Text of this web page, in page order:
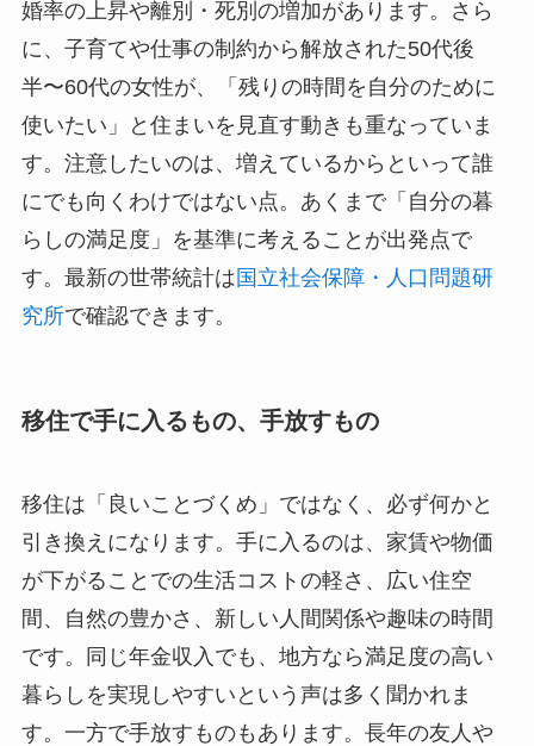
婚率の上昇や離別・死別の増加があります。さら
に、子育てや仕事の制約から解放された50代後
半〜60代の女性が、「残りの時間を自分のために
使いたい」と住まいを見直す動きも重なっていま
す。注意したいのは、増えているからといって誰
にでも向くわけではない点。あくまで「自分の暮
らしの満足度」を基準に考えることが出発点で
す。最新の世帯統計は国立社会保障・人口問題研
究所で確認できます。
移住で手に入るもの、手放すもの
移住は「良いことづくめ」ではなく、必ず何かと
引き換えになります。手に入るのは、家賃や物価
が下がることでの生活コストの軽さ、広い住空
間、自然の豊かさ、新しい人間関係や趣味の時間
です。同じ年金収入でも、地方なら満足度の高い
暮らしを実現しやすいという声は多く聞かれま
す。一方で手放すものもあります。長年の友人や